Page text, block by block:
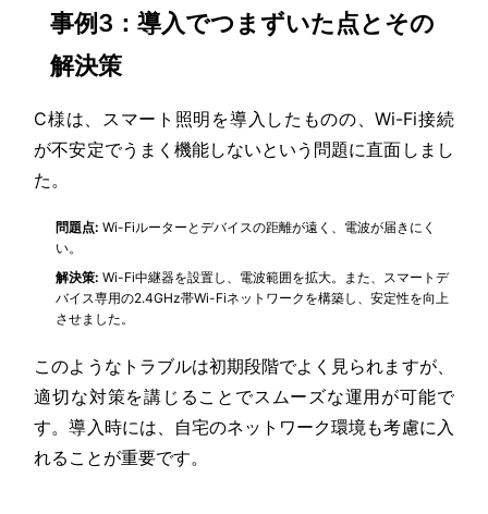
事例3：導入でつまずいた点とその
解決策
C様は、スマート照明を導入したものの、Wi-Fi接続
が不安定でうまく機能しないという問題に直面しまし
た。
問題点: Wi-Fiルーターとデバイスの距離が遠く、電波が届きにく
い。
解決策: Wi-Fi中継器を設置し、電波範囲を拡大。また、スマートデ
バイス専用の2.4GHz帯Wi-Fiネットワークを構築し、安定性を向上
させました。
このようなトラブルは初期段階でよく見られますが、
適切な対策を講じることでスムーズな運用が可能で
す。導入時には、自宅のネットワーク環境も考慮に入
れることが重要です。